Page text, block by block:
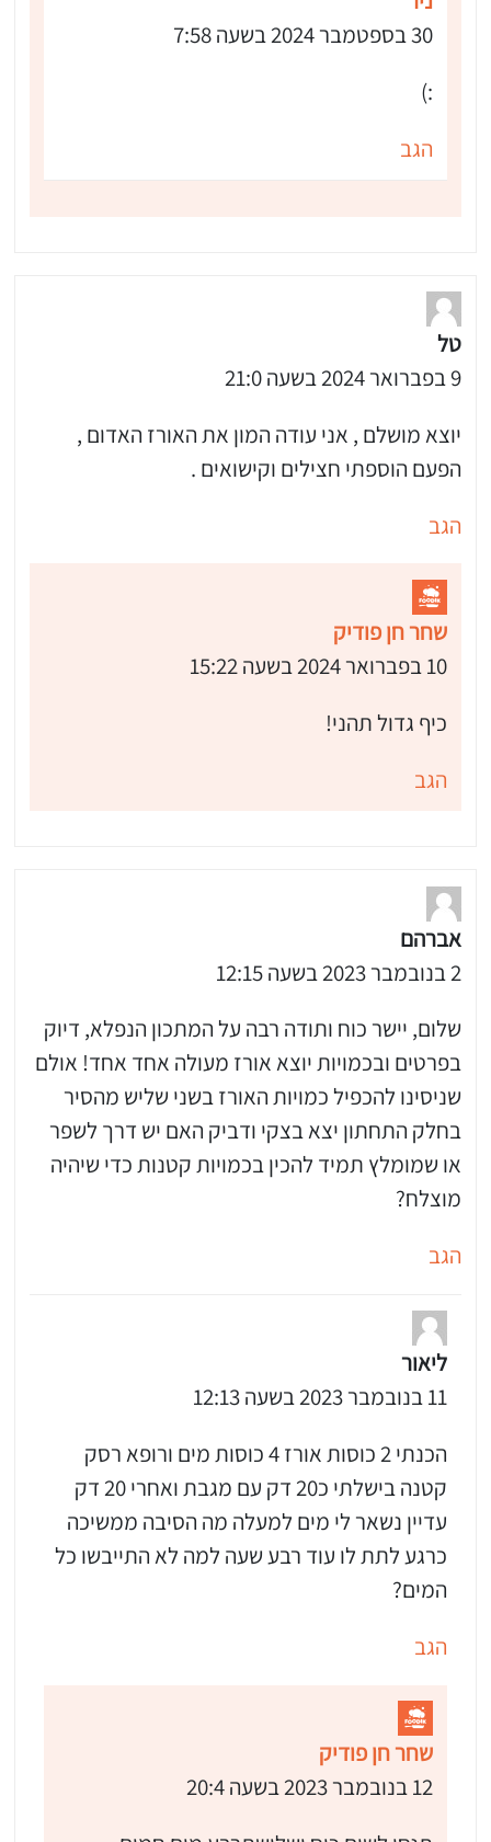
30 בספטמבר 2024 בשעה 7:58
:)
הגב
טל
9 בפברואר 2024 בשעה 21:0
יוצא מושלם , אני עודה המון את האורז האדום ,
הפעם הוספתי חצילים וקישואים .
הגב
שחר חן פודיק
10 בפברואר 2024 בשעה 15:22
כיף גדול תהני!
הגב
אברהם
2 בנובמבר 2023 בשעה 12:15
שלום, יישר כוח ותודה רבה על המתכון הנפלא, דיוק
בפרטים ובכמויות יוצא אורז מעולה אחד אחד! אולם
שניסינו להכפיל כמויות האורז בשני שליש מהסיר
בחלק התחתון יצא בצקי ודביק האם יש דרך לשפר
או שמומלץ תמיד להכין בכמויות קטנות כדי שיהיה
מוצלח?
הגב
ליאור
11 בנובמבר 2023 בשעה 12:13
הכנתי 2 כוסות אורז 4 כוסות מים ורופא רסק
קטנה בישלתי כ20 דק עם מגבת ואחרי 20 דק
עדיין נשאר לי מים למעלה מה הסיבה ממשיכה
כרגע לתת לו עוד רבע שעה למה לא התייבשו כל
המים?
הגב
שחר חן פודיק
12 בנובמבר 2023 בשעה 20:4